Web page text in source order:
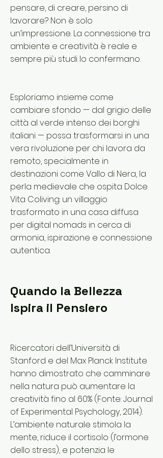
pensare, di creare, persino di
lavorare? Non è solo
un’impressione. La connessione tra
ambiente e creatività è reale e
sempre più studi lo confermano.
Esploriamo insieme come
cambiare sfondo — dal grigio delle
città al verde intenso dei borghi
italiani — possa trasformarsi in una
vera rivoluzione per chi lavora da
remoto, specialmente in
destinazioni come Vallo di Nera, la
perla medievale che ospita Dolce
Vita Coliving: un villaggio
trasformato in una casa diffusa
per digital nomads in cerca di
armonia, ispirazione e connessione
autentica.
Quando la Bellezza
Ispira il Pensiero
Ricercatori dell’Università di
Stanford e del Max Planck Institute
hanno dimostrato che camminare
nella natura può aumentare la
creatività fino al 60% (Fonte: Journal
of Experimental Psychology, 2014).
L’ambiente naturale stimola la
mente, riduce il cortisolo (l’ormone
dello stress), e potenzia le